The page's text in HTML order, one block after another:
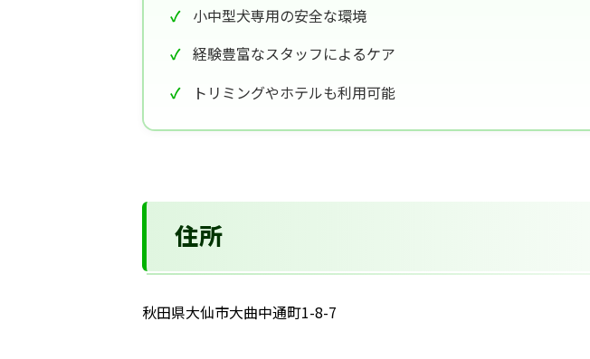
小中型犬専用の安全な環境
経験豊富なスタッフによるケア
トリミングやホテルも利用可能
住所
秋田県大仙市大曲中通町1-8-7